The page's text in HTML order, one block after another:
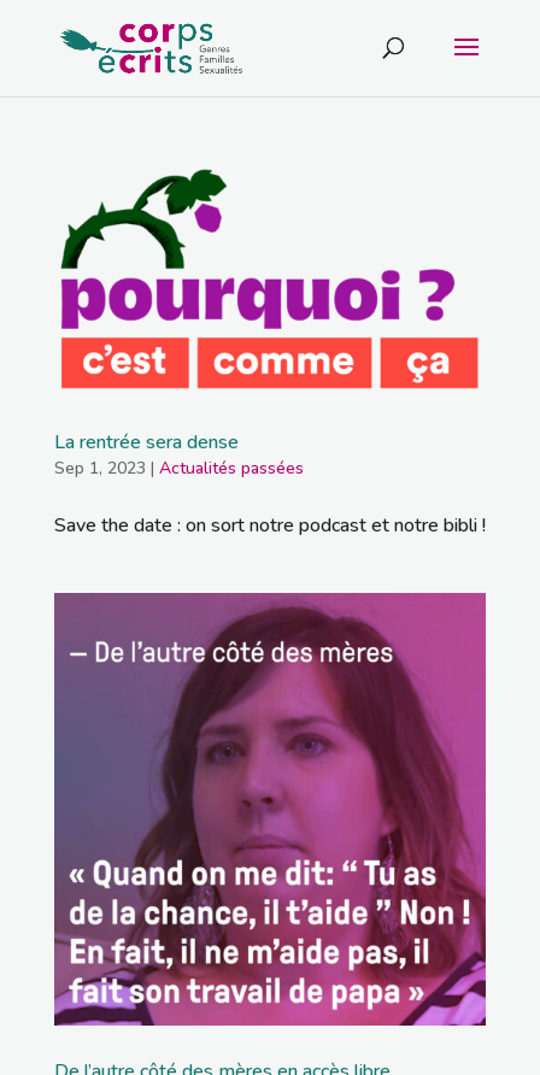
La rentrée sera dense
Sep 1, 2023 | Actualités passées
Save the date : on sort notre podcast et notre bibli !